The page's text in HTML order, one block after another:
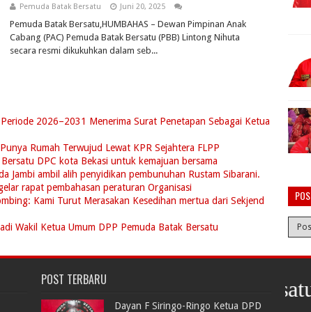
Pemuda Batak Bersatu Juni 20, 2025
Pemuda Batak Bersatu,HUMBAHAS – Dewan Pimpinan Anak
Cabang (PAC) Pemuda Batak Bersatu (PBB) Lintong Nihuta
secara resmi dikukuhkan dalam seb...
2026–2031 Menerima Surat Penetapan Sebagai Ketua
Rumah Terwujud Lewat KPR Sejahtera FLPP
DPC kota Bekasi untuk kemajuan bersama
Jambi ambil alih penyidikan pembunuhan Rustam Sibarani.
rapat pembahasan peraturan Organisasi
Kami Turut Merasakan Kesedihan mertua dari Sekjend
Wakil Ketua Umum DPP Pemuda Batak Bersatu
POST TERBARU
Dayan F Siringo-Ringo Ketua DPD
Batak Bersatu semoga